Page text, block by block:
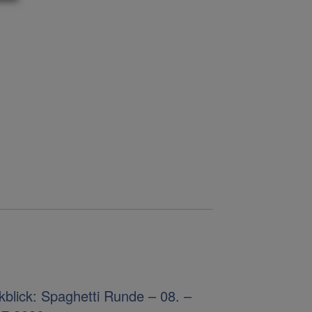
Spaghetti Runde – 08. –